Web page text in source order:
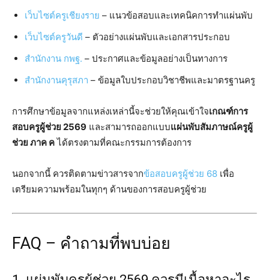
เว็บไซต์ครูเชียงราย – แนวข้อสอบและเทคนิคการทำแผ่นพับ
เว็บไซต์ครูวันดี – ตัวอย่างแผ่นพับและเอกสารประกอบ
สำนักงาน กพฐ. – ประกาศและข้อมูลอย่างเป็นทางการ
สำนักงานคุรุสภา – ข้อมูลใบประกอบวิชาชีพและมาตรฐานครู
การศึกษาข้อมูลจากแหล่งเหล่านี้จะช่วยให้คุณเข้าใจเกณฑ์การ
สอบครูผู้ช่วย 2569 และสามารถออกแบบแผ่นพับสัมภาษณ์ครูผู้
ช่วย ภาค คได้ตรงตามที่คณะกรรมการต้องการ
นอกจากนี้ ควรติดตามข่าวสารจากข้อสอบครูผู้ช่วย 68 เพื่อ
เตรียมความพร้อมในทุกๆ ด้านของการสอบครูผู้ช่วย
FAQ – คำถามที่พบบ่อย